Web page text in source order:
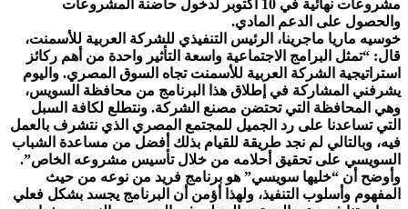
مشروعات نهائية في 10 أكتوبر لدخول حاضنة المشروعات
والحصول على الدعم المادي.
خوسيه ماريا ماجرينا، الرئيس التنفيذي للشركة العربية للأسمنت،
قال: “تمثل البرامج الاجتماعية واسعة التأثير واحدة من أهم ركائز
استراتيجية الشركة العربية للأسمنت تجاه السوق المصري. واليوم
يشرفني المشاركة في إطلاق هذا البرنامج من محافظة السويس،
وهي المحافظة التي تحتضن مصنع الشركة. ونتطلع لكافة السبل
التي تساعدنا على رد الجميل للمجتمع المصري الذي نتشرف بالعمل
فيه، وبالتالي لم نجد طريقة للقيام بذلك أفضل من مساعدة الشباب
السويسي على تحقيق أحلامه من خلال تأسيس مشروعه الخاص”.
وأوضح أن “خليها سويسي” هو برنامج فريد من نوعه من حيث
المفهوم وأسلوب التنفيذ، ولهذا أؤمن أن البرنامج يجسد بشكل فعلي